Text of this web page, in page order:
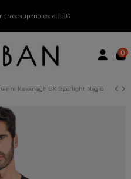
superiores a 99€
esta semana
0
Kavanagh GK Spotlight Negro